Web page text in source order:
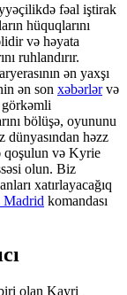
fəal iştirak
hüquqlarını
və həyata
ruhlandırır.
ən yaxşı
ən son xəbərlərvə
bölüşə, oyununu
dünyasından həzz
qoşulun və Kyrie
olun. Biz
xatırlayacağıq
Madrid komandası
olan Kayri